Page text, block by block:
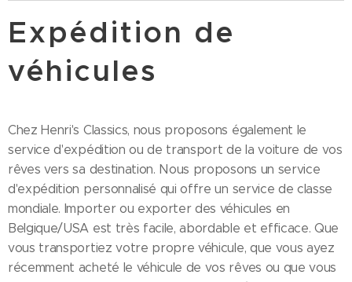
Expédition de
véhicules
Chez Henri's Classics, nous proposons également le
service d'expédition ou de transport de la voiture de vos
rêves vers sa destination. Nous proposons un service
d'expédition personnalisé qui offre un service de classe
mondiale. Importer ou exporter des véhicules en
Belgique/USA est très facile, abordable et efficace. Que
vous transportiez votre propre véhicule, que vous ayez
récemment acheté le véhicule de vos rêves ou que vous